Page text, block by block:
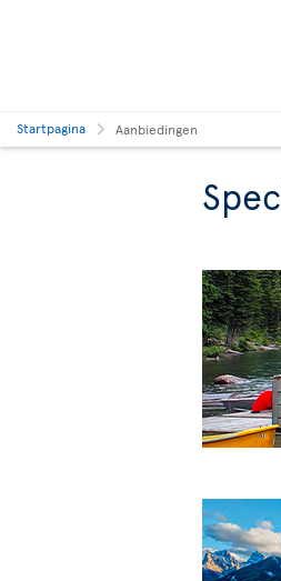
Startpagina Aanbiedingen